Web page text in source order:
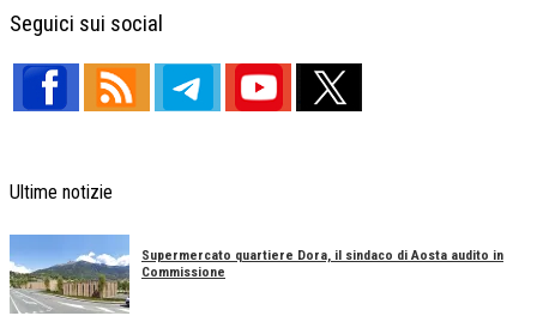
Seguici sui social
Ultime notizie
Supermercato quartiere Dora, il sindaco di Aosta audito in
Commissione